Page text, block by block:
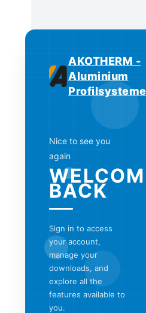
AKOTHERM -
Aluminium
Profilsysteme
Nice to see you
again
BACK
Sign in to access
your account,
manage your
downloads, and
explore all the
features available to
you.